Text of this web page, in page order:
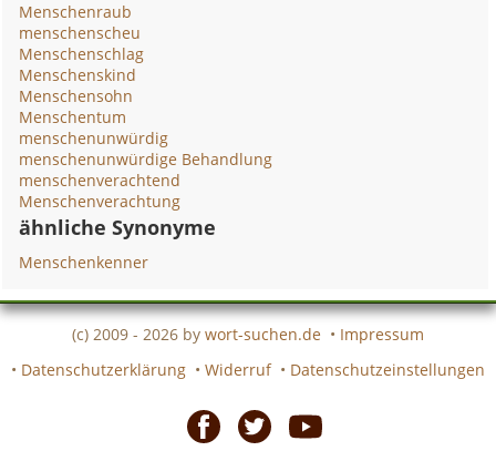
Menschenraub
menschenscheu
Menschenschlag
Menschenskind
Menschensohn
Menschentum
menschenunwürdig
menschenunwürdige Behandlung
menschenverachtend
Menschenverachtung
ähnliche Synonyme
Menschenkenner
(c) 2009 - 2026 by wort-suchen.de • Impressum
• Datenschutzerklärung • Widerruf • Datenschutzeinstellungen